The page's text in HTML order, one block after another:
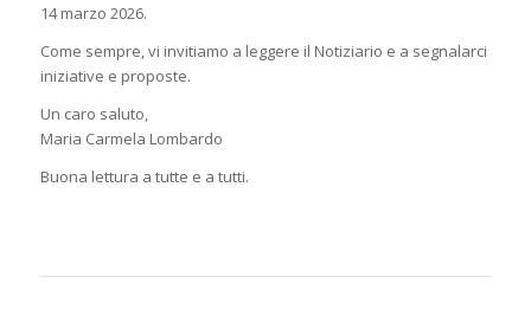
14 marzo 2026.
Come sempre, vi invitiamo a leggere il Notiziario e a segnalarci
iniziative e proposte.
Un caro saluto,
Maria Carmela Lombardo
Buona lettura a tutte e a tutti.